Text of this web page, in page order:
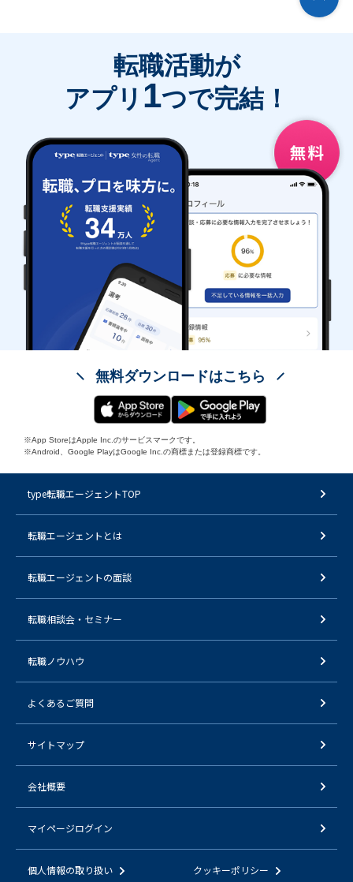
転職活動が
アプリ 1つで完結！
無料ダウンロードはこちら
※App StoreはApple Inc.のサービスマークです。
※Android、Google PlayはGoogle Inc.の商標または登録商標です。
type転職エージェントTOP
転職エージェントとは
転職エージェントの面談
転職相談会・セミナー
転職ノウハウ
よくあるご質問
サイトマップ
会社概要
マイページログイン
個人情報の取り扱い クッキーポリシー